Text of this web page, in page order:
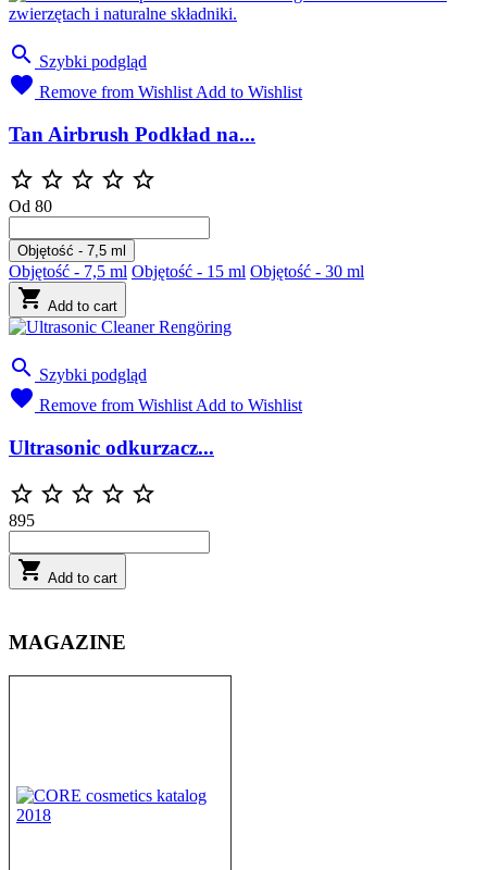
 Szybki podgląd
 Remove from Wishlist Add to Wishlist
Tan Airbrush Podkład na...
    
Od 80
Objętość - 7,5 ml
Objętość - 7,5 ml Objętość - 15 ml Objętość - 30 ml
 Add to cart
 Szybki podgląd
 Remove from Wishlist Add to Wishlist
Ultrasonic odkurzacz...
    
895
 Add to cart
MAGAZINE